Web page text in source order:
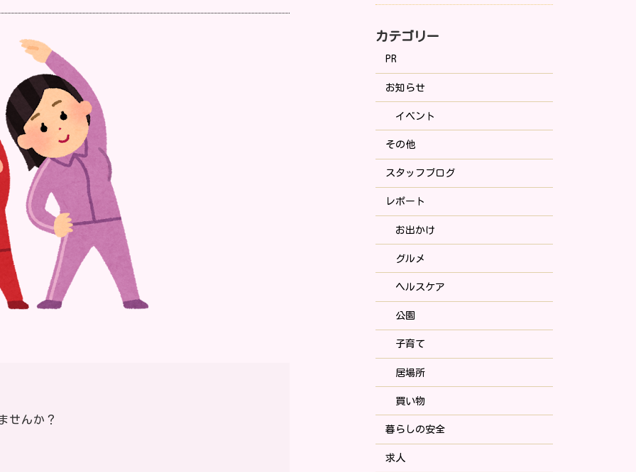
せんか？
カテゴリー
PR
お知らせ
イベント
その他
スタッフブログ
レポート
お出かけ
グルメ
ヘルスケア
公園
子育て
居場所
買い物
暮らしの安全
求人